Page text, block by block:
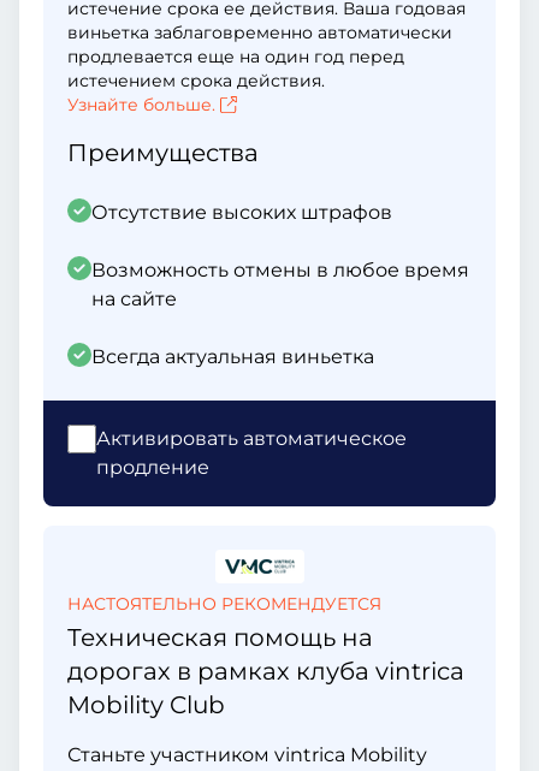
истечение срока ее действия. Ваша годовая
виньетка заблаговременно автоматически
продлевается еще на один год перед
истечением срока действия.
Узнайте больше.
Преимущества
Отсутствие высоких штрафов
Возможность отмены в любое время
на сайте
Всегда актуальная виньетка
Активировать автоматическое
продление
НАСТОЯТЕЛЬНО РЕКОМЕНДУЕТСЯ
Техническая помощь на
дорогах в рамках клуба vintrica
Mobility Club
Станьте участником vintrica Mobility